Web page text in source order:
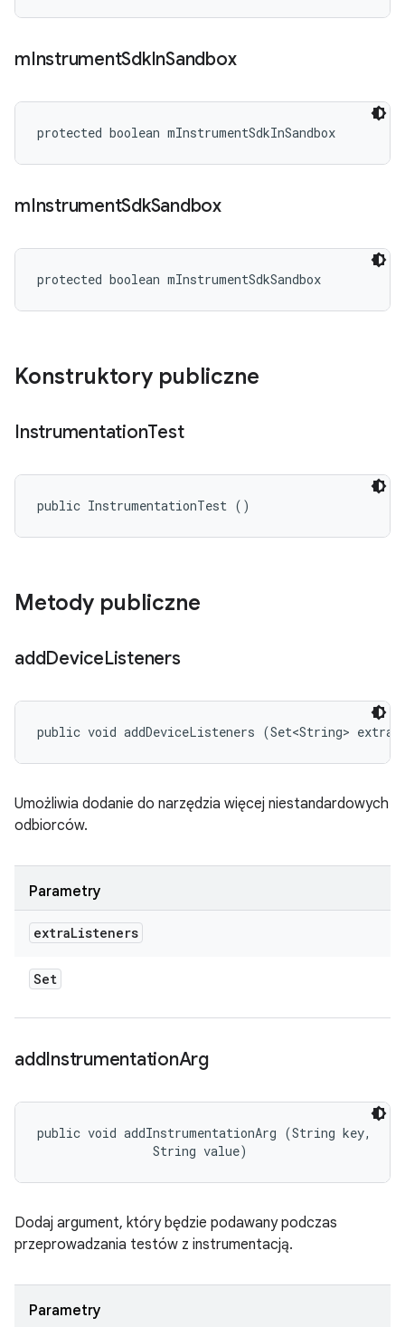
mInstrumentSdkInSandbox
protected boolean mInstrumentSdkInSandbox
mInstrumentSdkSandbox
protected boolean mInstrumentSdkSandbox
Konstruktory publiczne
InstrumentationTest
public InstrumentationTest ()
Metody publiczne
addDeviceListeners
public void addDeviceListeners (Set<String>
Umożliwia dodanie do narzędzia więcej niestandardowych
odbiorców.
Parametry
extraListeners
Set
addInstrumentationArg
public void addInstrumentationArg (String key,
                String value)
Dodaj argument, który będzie podawany podczas
przeprowadzania testów z instrumentacją.
Parametry